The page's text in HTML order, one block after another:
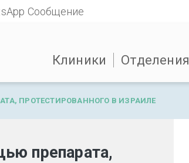
Сообщение
Клиники Отделения
ПРОТЕСТИРОВАННОГО В ИЗРАИЛЕ
препарата,